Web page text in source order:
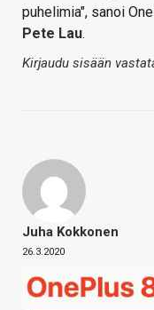
puhelimia", sanoi
Pete Lau.
Kirjaudu sisään
Juha Kokkonen
26.3.2020